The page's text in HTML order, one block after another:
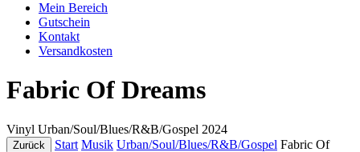
Mein Bereich
Gutschein
Kontakt
Versandkosten
Fabric Of Dreams
Vinyl Urban/Soul/Blues/R&B/Gospel 2024
Zurück Start Musik Urban/Soul/Blues/R&B/Gospel Fabric Of